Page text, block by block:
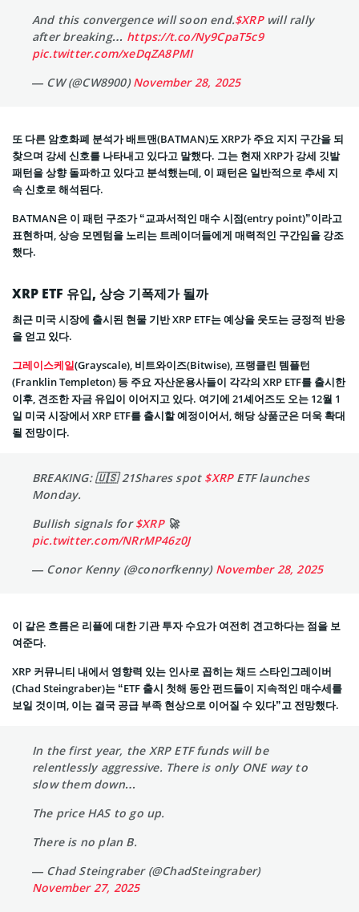
And this convergence will soon end.$XRPwill rally
after breaking… https://t.co/Ny9CpaT5c9
pic.twitter.com/xeDqZA8PMI
— CW (@CW8900)November 28, 2025
또 다른 암호화폐 분석가 배트맨(BATMAN)도 XRP가 주요 지지 구간을 되
찾으며 강세 신호를 나타내고 있다고 말했다. 그는 현재 XRP가 강세 깃발
패턴을 상향 돌파하고 있다고 분석했는데, 이 패턴은 일반적으로 추세 지
속 신호로 해석된다.
BATMAN은 이 패턴 구조가 “교과서적인 매수 시점(entry point)”이라고
표현하며, 상승 모멘텀을 노리는 트레이더들에게 매력적인 구간임을 강조
했다.
XRP ETF 유입, 상승 기폭제가 될까
최근 미국 시장에 출시된 현물 기반 XRP ETF는 예상을 웃도는 긍정적 반응
을 얻고 있다.
그레이스케일(Grayscale), 비트와이즈(Bitwise), 프랭클린 템플턴
(Franklin Templeton) 등 주요 자산운용사들이 각각의 XRP ETF를 출시한
이후, 견조한 자금 유입이 이어지고 있다. 여기에 21셰어즈도 오는 12월 1
일 미국 시장에서 XRP ETF를 출시할 예정이어서, 해당 상품군은 더욱 확대
될 전망이다.
BREAKING: 🇺🇸 21Shares spot $XRPETF launches
Monday.
Bullish signals for$XRP🚀
pic.twitter.com/NRrMP46z0J
— Conor Kenny (@conorfkenny) November 28, 2025
이 같은 흐름은 리플에 대한 기관 투자 수요가 여전히 견고하다는 점을 보
여준다.
XRP 커뮤니티 내에서 영향력 있는 인사로 꼽히는 채드 스타인그레이버
(Chad Steingraber)는 “ETF 출시 첫해 동안 펀드들이 지속적인 매수세를
보일 것이며, 이는 결국 공급 부족 현상으로 이어질 수 있다”고 전망했다.
In the first year, the XRP ETF funds will be
relentlessly aggressive. There is only ONE way to
slow them down…
The price HAS to go up.
There is no plan B.
— Chad Steingraber (@ChadSteingraber)
November 27, 2025